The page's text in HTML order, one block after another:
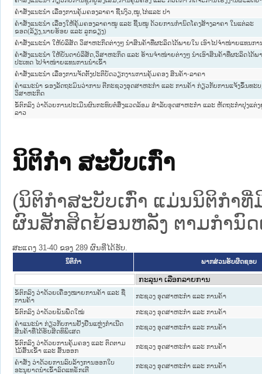
ຄຳສັ່ງແນະນຳ ເລື່ອງການຄຸ້ມຄອງລາຄາ ຊີ້ນງົວ,ໝູ,ໄກ່ແລະ ປາ
ຄຳສັ່ງແນະນຳ ເລື່ອງໃຫ້ຄຸ້ມຄອງລາຄາໝູ ແລະ ຊີ້ນໝູ ດ້ວຍການກຳນົດໂຄງສ້າງລາຄາ ໃນແຕ່ລະ
ຂອດ(ລ້ຽງ,ນາຍຮ້ອຍ ແລະ ລູກຂຽງ)
ຄຳສັ່ງແນະນຳ ໃຫ້ບໍລິສັດ ວິສາຫະກິດຕ່າງໆ ນຳສິນຄ້າທີ່ຜະລິດໄດ້ພາຍໃນ ເອົາໄປຈຳໜ່າຍແທນກາ
ຄຳສັ່ງແນະນຳ ໃຫ້ບັນດາບໍລິສັດ,ວິສາຫະກິດ ແລະ ຮ້ານຈຳໜ່່າຍຕ່າງໆ ນຳເອົາສິນຄ້າທີ່ຜະລິດໄດ້ພ
ປະເທດ ໄປຈຳໜ່າຍແທນການນຳເຂົ້າ
ຄຳສັ່ງແນະນຳ ເລື່ອງການຈັດຕັ້ງປະຕິບັດວຽກງານການຄຸ້ມຄອງ ສິນຄ້າ-ລາຄາ
ຄຳແນະນຳ ຂອງລັດຖະມົນວ່າການ ຕີກະຊວງອຸດສາຫະກຳ ແລະ ການຄ້າ ກ່ຽວກັບການແຈ້ງຂຶ້ນທະ
ວິສາຫະກິດ
ຂໍ້ຕົກລົງ ວ່າດ້ວຍການປະເມີນຜົນກະທົບຕໍ່ສິ່ງແວດລ້ອມ ສຳລັບອຸດສາຫະກຳ ແລະ ຫັດຖະກຳປຸງແຕ່
ລາວ
ນິຕິກໍາ ສະບັບເກົ່າ
(ນິຕິກໍາສະບັບເກົ່າ ແມ່ນນິຕິກໍາ
ຜົນສັກສິດຍ້ອນຫລັງ ຕາມກໍານົດ
ສະແດງ 31-40 ຂອງ 289 ຜົນທີ່ໄດ້ຮັບ.
ນິຕິກໍາ ພາກສ່ວນຮັບຜິດຊອບ
ຂໍ້ຕົກລົງ ວ່າດ້ວຍເຄື່ອງໝາຍການຄ້າ ແລະ ຊື່
ການຄ້າ
ກະຊວງ ອຸດສາຫະກຳ ແລະ ການຄ້າ
ຂໍ້ຕົກລົງ ວ່າດ້ວຍພັນພືດໃໝ່
ກະຊວງ ອຸດສາຫະກຳ ແລະ ການຄ້າ
ຄໍາແນະນໍາ ກ່ຽວກັບການຢັ້ງຢືນແຫຼ່ງກໍາເນີດ
ສິນຄ້າທີ່ໄດ້ຮັບສິດທິພິເສດ
ກະຊວງ ອຸດສາຫະກຳ ແລະ ການຄ້າ
ຂໍ້ຕົກລົງ ວ່າດ້ວຍການຄຸ້ມຄອງ ແລະ ຕິດຕາມ
ໄມ້ສົ້ນເຂົ້າ ແລະ ສົ້ນອອກ
ກະຊວງ ອຸດສາຫະກຳ ແລະ ການຄ້າ
ຄໍາສັ່ງ ວ່າດ້ວຍການລົບລ້າງການອອກໃບ
ອະນຸຍາດນໍາເຂົ້າລົດແທຣັກເຕີ
ກະຊວງ ອຸດສາຫະກຳ ແລະ ການຄ້າ